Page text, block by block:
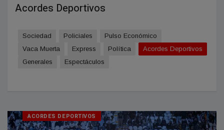
Acordes Deportivos
Sociedad Policiales
Pulso Económico
Vaca Muerta
Express Política
Acordes Deportivos
Generales
Espectáculos
ACORDES DEPORTIVOS